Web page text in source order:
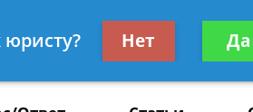
Получите
юристу? Нет Да